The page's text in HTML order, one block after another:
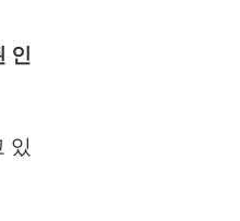
인
있